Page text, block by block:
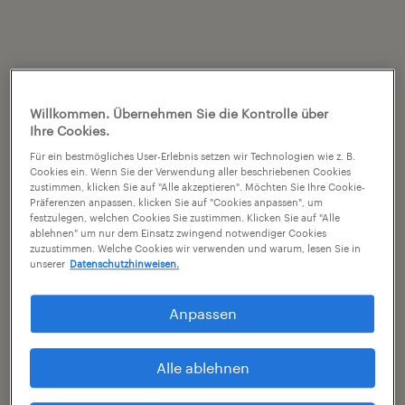
Willkommen. Übernehmen Sie die Kontrolle über
Ihre Cookies.
Für ein bestmögliches User-Erlebnis setzen wir Technologien wie z. B.
Cookies ein. Wenn Sie der Verwendung aller beschriebenen Cookies
zustimmen, klicken Sie auf "Alle akzeptieren". Möchten Sie Ihre Cookie-
Präferenzen anpassen, klicken Sie auf "Cookies anpassen", um
festzulegen, welchen Cookies Sie zustimmen. Klicken Sie auf "Alle
ablehnen" um nur dem Einsatz zwingend notwendiger Cookies
zuzustimmen. Welche Cookies wir verwenden und warum, lesen Sie in
unserer Datenschutzhinweisen.
Anpassen
Alle ablehnen